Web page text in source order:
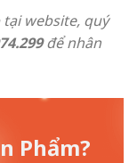
website, quý
để nhân
Phẩm?